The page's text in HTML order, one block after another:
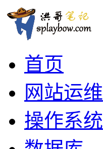
首页
网站运维
操作系统